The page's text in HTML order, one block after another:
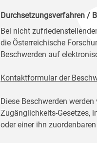
Durchsetzungsverfahren /
Bei nicht
die Österreichische
Beschwerden auf
Kontaktformular der
Diese Beschwerden
Zugänglichkeits-Gesetzes,
oder einer ihn